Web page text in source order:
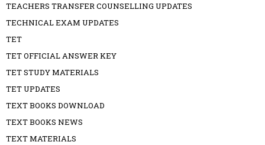
TEACHERS TRANSFER COUNSELLING UPDATES
TECHNICAL EXAM UPDATES
TET
TET OFFICIAL ANSWER KEY
TET STUDY MATERIALS
TET UPDATES
TEXT BOOKS DOWNLOAD
TEXT BOOKS NEWS
TEXT MATERIALS